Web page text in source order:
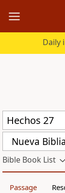
Daily
Nueva
Bible Book List
Passage